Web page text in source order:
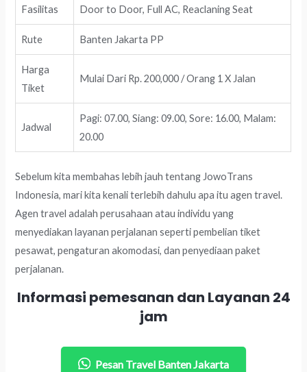
Fasilitas Door to Door, Full AC, Reaclaning Seat
Rute Banten Jakarta PP
Harga
Tiket
Mulai Dari Rp. 200,000 / Orang 1 X Jalan
Jadwal
Pagi: 07.00, Siang: 09.00, Sore: 16.00, Malam:
20.00
Sebelum kita membahas lebih jauh tentang JowoTrans
Indonesia, mari kita kenali terlebih dahulu apa itu agen travel.
Agen travel adalah perusahaan atau individu yang
menyediakan layanan perjalanan seperti pembelian tiket
pesawat, pengaturan akomodasi, dan penyediaan paket
perjalanan.
Informasi pemesanan dan Layanan 24
jam
Pesan Travel Banten Jakarta